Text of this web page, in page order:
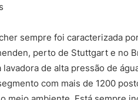
sempre foi caracterizada
perto de Stuttgart e no
de alta pressão de
com mais de 1200